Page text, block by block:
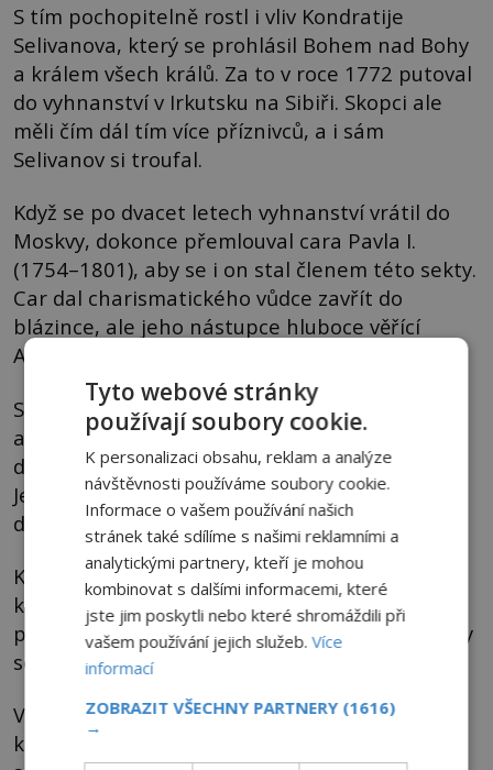
S tím pochopitelně rostl i vliv Kondratije
Selivanova, který se prohlásil Bohem nad Bohy
a králem všech králů. Za to v roce 1772 putoval
do vyhnanství v Irkutsku na Sibiři. Skopci ale
měli čím dál tím více příznivců, a i sám
Selivanov si troufal.
Když se po dvacet letech vyhnanství vrátil do
Moskvy, dokonce přemlouval cara Pavla I.
(1754–1801), aby se i on stal členem této sekty.
Car dal charismatického vůdce zavřít do
blázince, ale jeho nástupce hluboce věřící
Alexandr I. (1876–1903) ho zase pustil.
Selivanov pak v Petrohradě navázal kontakty s
aristokratickými kruhy a jeho lidé se začali
dostávat na posty vysokých státních úředníků.
Jenže s jídlem roste chuť, a oni pořád neměli
dost.
Když car dostal na stůl návrh reformy, podle
které by se Selivanov stal jeho duchovním
pánem a gubernátoři, generálové a ministři by
se rekrutovali z řad Skopců, řekl: „Dost“.
V roce 1820 byl Selivanov zatčen a poslán do
kláštera, kde o dvanáct let později zemřel. Co
Tyto webové stránky
používají soubory cookie.
K personalizaci obsahu, reklam a analýze
návštěvnosti používáme soubory cookie.
Informace o vašem používání našich
stránek také sdílíme s našimi reklamními a
analytickými partnery, kteří je mohou
kombinovat s dalšími informacemi, které
jste jim poskytli nebo které shromáždili při
vašem používání jejich služeb.Více
informací
ZOBRAZIT VŠECHNY PARTNERY (1616)
→